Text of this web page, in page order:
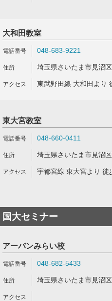
大和田教室
048-683-9221
埼玉県さいたま市見沼
東武野田線 大和田より
東大宮教室
048-660-0411
埼玉県さいたま市見沼
宇都宮線 東大宮より 徒
国大セミナー
アーバンみらい校
048-682-5433
埼玉県さいたま市見沼